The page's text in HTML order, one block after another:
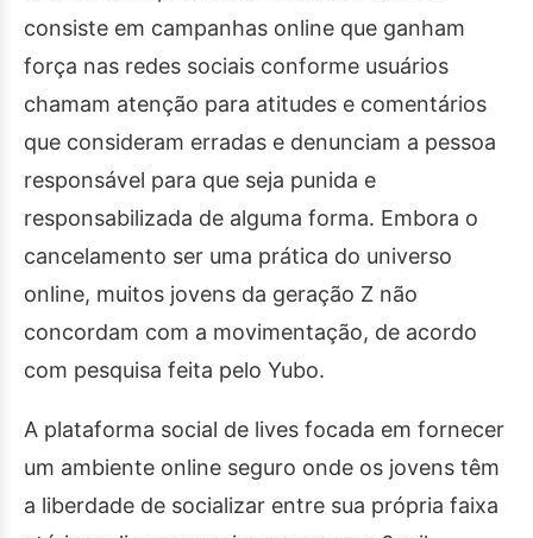
consiste em campanhas online que ganham
força nas redes sociais conforme usuários
chamam atenção para atitudes e comentários
que consideram erradas e denunciam a pessoa
responsável para que seja punida e
responsabilizada de alguma forma. Embora o
cancelamento ser uma prática do universo
online, muitos jovens da geração Z não
concordam com a movimentação, de acordo
com pesquisa feita pelo Yubo.
A plataforma social de lives focada em fornecer
um ambiente online seguro onde os jovens têm
a liberdade de socializar entre sua própria faixa